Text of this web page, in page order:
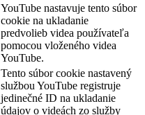
YouTube nastavuje tento súbor
cookie na ukladanie
predvolieb videa používateľa
pomocou vloženého videa
YouTube.
Tento súbor cookie nastavený
službou YouTube registruje
jedinečné ID na ukladanie
údajov o videách zo služby